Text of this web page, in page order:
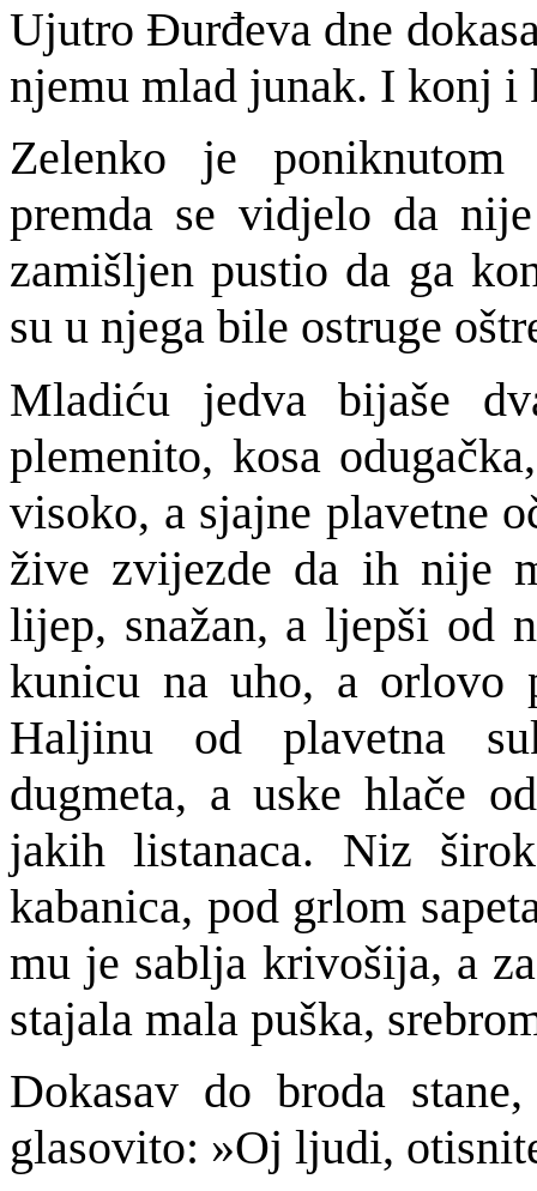
Ujutro Đurđeva dne
njemu mlad junak. I konj
Zelenko je
premda se vidjelo da
zamišljen pustio da ga
su u njega bile ostruge
Mladiću jedva bijaše
plemenito, kosa
visoko, a sjajne plavetne
žive zvijezde da ih nije
lijep, snažan, a ljepši od
kunicu na uho, a orlovo
Haljinu od plavetna
dugmeta, a uske hlače
jakih listanaca. Niz
kabanica, pod grlom
mu je sablja krivošija, a
stajala mala puška,
Dokasav do broda
glasovito: »Oj ljudi,